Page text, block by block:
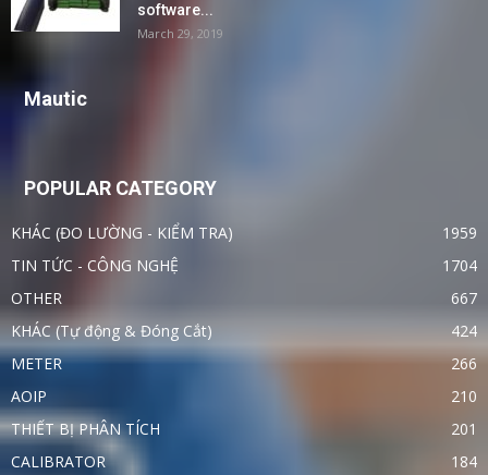
software...
March 29, 2019
Mautic
POPULAR CATEGORY
KHÁC (ĐO LƯỜNG - KIỂM TRA)
1959
TIN TỨC - CÔNG NGHỆ
1704
OTHER
667
KHÁC (Tự động & Đóng Cắt)
424
METER
266
AOIP
210
THIẾT BỊ PHÂN TÍCH
201
CALIBRATOR
184